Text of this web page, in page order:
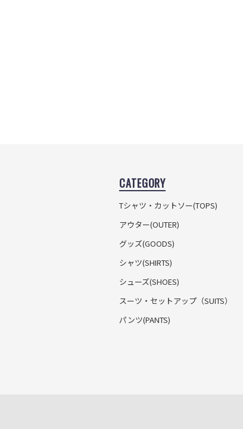
CATEGORY
Tシャツ・カットソー(TOPS)
アウター(OUTER)
グッズ(GOODS)
シャツ(SHIRTS)
シューズ(SHOES)
スーツ・セットアップ （SUITS）
パンツ(PANTS)